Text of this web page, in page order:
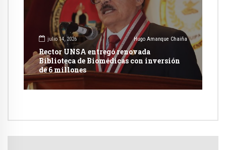
julio 14, 2026 Hugo Amanque Chaiña
Rector UNSA entregó renovada
Biblioteca de Biomédicas con inversión
de 6 millones